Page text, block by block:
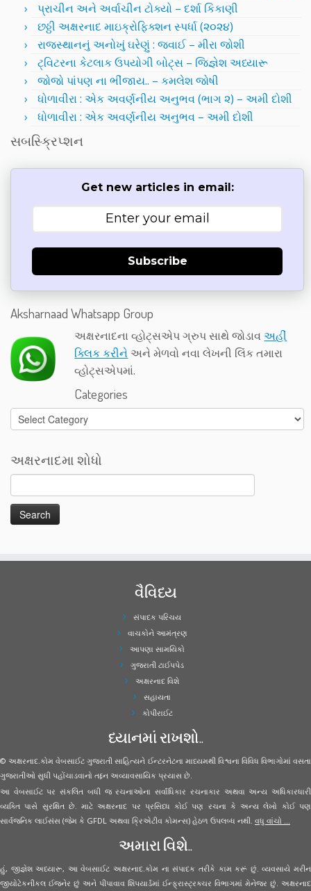
પ્રાચીન અને અર્વાચીન ટોક્યો – દર્શા કિકાણી
છઠ્ઠી અક્ષરનાદ માઇક્રોફિક્શન સ્પર્ધા (૨૦૨૪)
રાજસ્થાનનું અનોખું ઘરેણું : જવાઈ – મીરા જોશી
ટ્વિટરના કેટલાક ઉપયોગી બોટ્સ – જિજ્ઞેશ અધ્યારૂ
જોજો પાંપણ ના ભીંજાય.. – કમલેશ જોષી
ધોળાવીરા : એક અવર્ણનીય અનુભવ (ભાગ ૨) – અમી દોશી
ધોળાવીરા : એક અવર્ણનીય અનુભવ – અમી દોશી
સબસ્ક્રિપ્શન
Get new articles in email:
Subscribe
Aksharnaad Whatsapp Group
અક્ષરનાદના વ્હોટ્સએપ ગ્રુપ સાથે જોડાવઅહીં
ક્લિક કરીને અને મેળવો નવા લેખની લિંક તમારા
વ્હોટ્સએપમાં.
Categories
Categories
અક્ષરનાદમા શોધો
વૈવિધ્ય
સંપાદક પરિચય
વાચકોને આમંત્રણ
આપણા સામયિકો
ગુજરાતી ટાઈપપેડ
અક્ષરનાદ વિશે
સહાયતા
કોપીરાઈટ
ધ્યાનમાં રાખશો..
© અક્ષરનાદ.કોમ વેબસાઈટ ગુજરાતી સાહિત્યને ઈન્ટરનેટના માધ્યમથી વિશ્વના વિવિધ વિભાગોમાં વસતા
ગુજરાતીઓ સુધી પહોંચાડવાનો તદ્દન અવ્યાવસાયિક પ્રયાસ છે.
આ વેબસાઈટ પર સંકલિત બધી જ રચનાઓના સર્વાધિકાર રચનાકાર અથવા અન્ય અધિકારધારી
વ્યક્તિ પાસે સુરક્ષિત છે. માટે અક્ષરનાદ પર પ્રસિધ્ધ કોઈ પણ રચના કે અન્ય લેખો કોઈ પણ
સાર્વજનિક લાઈસંસ (જેમ કે GFDL અથવા ક્રિએટીવ કોમન્સ) હેઠળ ઉપલબ્ધ નથી. વધુ વાંચો ...
અમારા વિશે..
હું, જીજ્ઞેશ અધ્યારૂ, આ વેબસાઈટ અક્ષરનાદ.કોમ ના સંપાદક તરીકે કામ કરૂં છું. વ્યવસાયે મરીન
જીયોટેકનીકલ ઈજનેર છું અને પીપાવાવ શિપયાર્ડમાં ઈન્ફ્રાસ્ટ્રક્ચર વિભાગમાં મેનેજર છું. અક્ષરનાદ